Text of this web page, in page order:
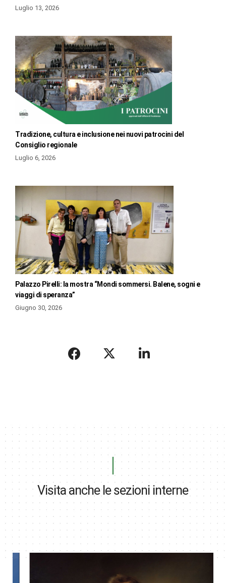
Luglio 13, 2026
Tradizione, cultura e inclusione nei nuovi patrocini del
Consiglio regionale
Luglio 6, 2026
Palazzo Pirelli: la mostra “Mondi sommersi. Balene, sogni e
viaggi di speranza”
Giugno 30, 2026
Visita anche le sezioni interne